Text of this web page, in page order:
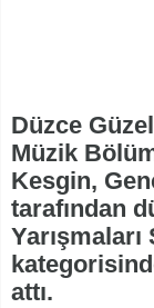
Düzce
Müzik
Kesgin,
tarafından
attı.